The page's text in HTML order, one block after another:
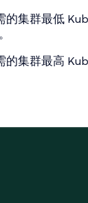
的集群最低
的集群最高